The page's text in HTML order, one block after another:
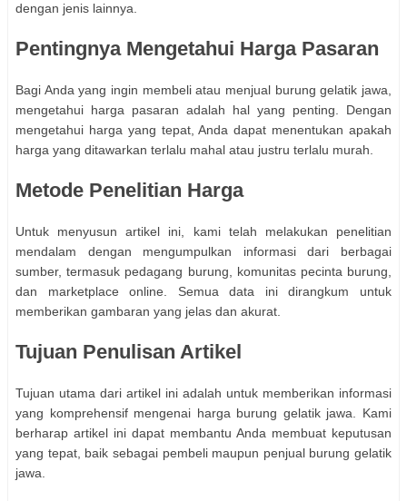
dengan jenis lainnya.
Pentingnya Mengetahui Harga Pasaran
Bagi Anda yang ingin membeli atau menjual burung gelatik jawa,
mengetahui harga pasaran adalah hal yang penting. Dengan
mengetahui harga yang tepat, Anda dapat menentukan apakah
harga yang ditawarkan terlalu mahal atau justru terlalu murah.
Metode Penelitian Harga
Untuk menyusun artikel ini, kami telah melakukan penelitian
mendalam dengan mengumpulkan informasi dari berbagai
sumber, termasuk pedagang burung, komunitas pecinta burung,
dan marketplace online. Semua data ini dirangkum untuk
memberikan gambaran yang jelas dan akurat.
Tujuan Penulisan Artikel
Tujuan utama dari artikel ini adalah untuk memberikan informasi
yang komprehensif mengenai harga burung gelatik jawa. Kami
berharap artikel ini dapat membantu Anda membuat keputusan
yang tepat, baik sebagai pembeli maupun penjual burung gelatik
jawa.